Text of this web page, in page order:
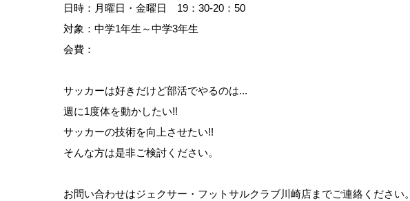
日時：月曜日・金曜日 19：30-20：50
対象：中学1年生～中学3年生
会費：
サッカーは好きだけど部活でやるのは...
週に1度体を動かしたい!!
サッカーの技術を向上させたい!!
そんな方は是非ご検討ください。
お問い合わせはジェクサー・フットサルクラブ川崎店までご連絡ください。